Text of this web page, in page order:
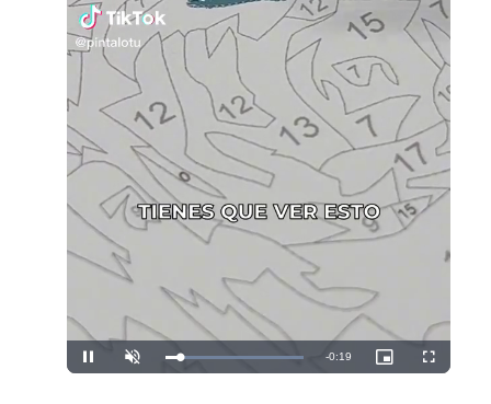
Pause Unmute Loaded:
100.00%
Remaining
-0:19
Picture-
in-
Fullscreen